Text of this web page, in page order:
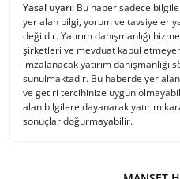
Yasal uyarı: Bu haber sadece
yer alan bilgi, yorum ve tavsiyeler
değildir. Yatırım danışmanlığı
şirketleri ve mevduat kabul
imzalanacak yatırım danışmanlığı
sunulmaktadır. Bu haberde yer
ve getiri tercihinize uygun
alan bilgilere dayanarak yatırım
sonuçlar doğurmayabilir.